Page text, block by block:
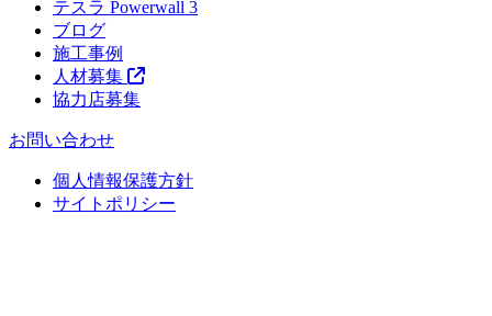
テスラ Powerwall 3
ブログ
施工事例
人材募集
協力店募集
お問い合わせ
個人情報保護方針
サイトポリシー